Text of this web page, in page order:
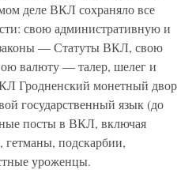
деле ВКЛ сохраняло все
свою административную и
— Статуты ВКЛ, свою
валюту — талер, шелег и
Гродненский монетный двор
государственный язык (до
посты в ВКЛ, включая
подскарбии,
уроженцы.